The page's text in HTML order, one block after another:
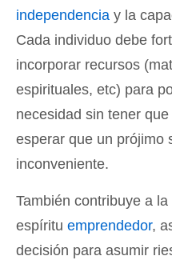
independencia y la
Cada individuo debe
incorporar recursos
espirituales, etc) para
necesidad sin tener
esperar que un prójimo
inconveniente.
También contribuye a la
espíritu emprendedor,
decisión para asumir